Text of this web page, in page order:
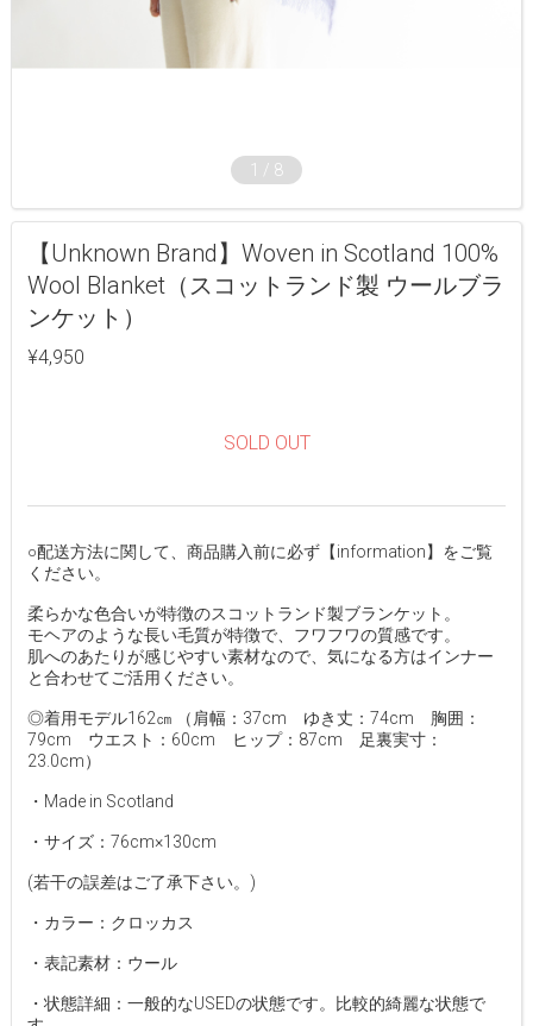
1 / 8
【Unknown Brand】Woven in Scotland 100%
Wool Blanket（スコットランド製 ウールブラ
ンケット）
¥4,950
SOLD OUT
○配送方法に関して、商品購入前に必ず【information】をご覧
ください。
柔らかな色合いが特徴のスコットランド製ブランケット。
モヘアのような長い毛質が特徴で、フワフワの質感です。
肌へのあたりが感じやすい素材なので、気になる方はインナー
と合わせてご活用ください。
◎着用モデル162㎝ （肩幅：37cm ゆき丈：74cm 胸囲：
79cm ウエスト：60cm ヒップ：87cm 足裏実寸：
23.0cm）
・Made in Scotland
・サイズ：76cm×130cm
(若干の誤差はご了承下さい。)
・カラー：クロッカス
・表記素材：ウール
・状態詳細：一般的なUSEDの状態です。比較的綺麗な状態で